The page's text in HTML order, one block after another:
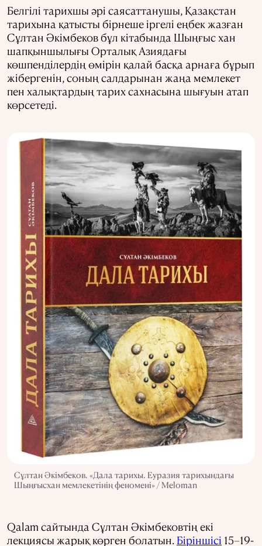
Белгілі тарихшы әрі саясаттанушы, Қазақстан
тарихына қатысты бірнеше іргелі еңбек жазған
Сұлтан Әкімбеков бұл кітабында Шыңғыс хан
шапқыншылығы Орталық Азиядағы
көшпенділердің өмірін қалай басқа арнаға бұрып
жібергенін, соның салдарынан жаңа мемлекет
пен халықтардың тарих сахнасына шығуын атап
көрсетеді.
Сұлтан Әкімбеков. «Дала тарихы. Еуразия тарихындағы
Шыңғысхан мемлекетінің феномені» / Meloman
Qalam сайтында Сұлтан Әкімбековтің екі
лекциясы жарық көрген болатын. Біріншісі 15–19-